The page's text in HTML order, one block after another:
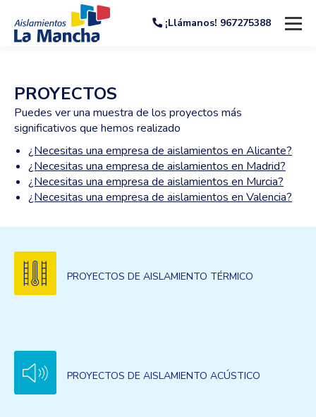
¡Llámanos! 967275388
PROYECTOS
Puedes ver una muestra de los proyectos más
significativos que hemos realizado
¿Necesitas una empresa de aislamientos en Alicante?
¿Necesitas una empresa de aislamientos en Madrid?
¿Necesitas una empresa de aislamientos en Murcia?
¿Necesitas una empresa de aislamientos en Valencia?
PROYECTOS DE AISLAMIENTO TÉRMICO
PROYECTOS DE AISLAMIENTO ACÚSTICO